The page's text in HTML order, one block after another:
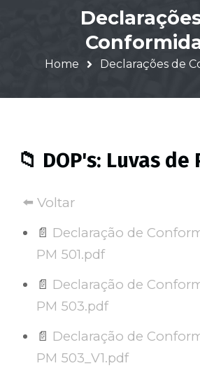
Home Declarações de
📁 DOP's: Luvas de
⬅️ Voltar
📄 Declaração de
PM 501.pdf
📄 Declaração de
PM 503.pdf
📄 Declaração de
PM 503_V1.pdf